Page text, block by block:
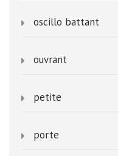
oscillo battant
ouvrant
petite
porte